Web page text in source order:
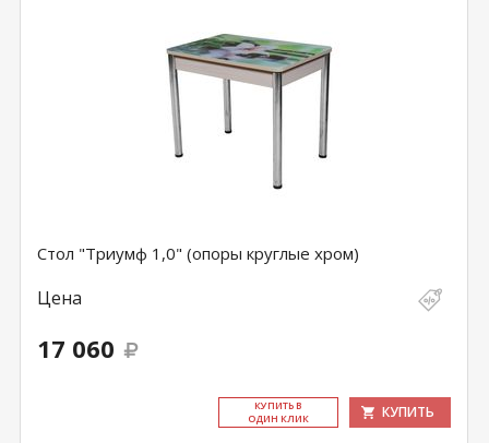
Стол "Триумф 1,0" (опоры круглые хром)
Цена
17 060
КУ­ПИТЬ В
ОДИН КЛИК
КУПИТЬ